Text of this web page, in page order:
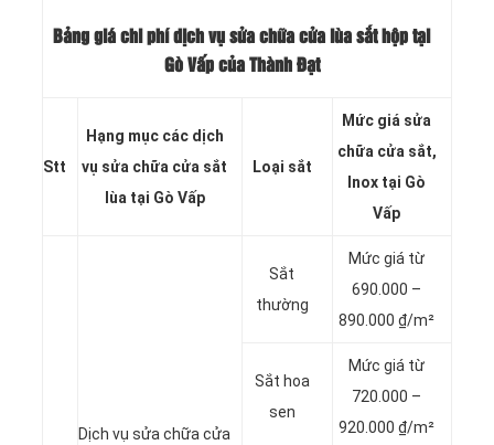
Bảng giá chi phí dịch vụ sửa chữa cửa lùa sắt hộp tại
Gò Vấp của Thành Đạt
Stt
Hạng mục các dịch
vụ sửa chữa cửa sắt
lùa tại Gò Vấp
Loại sắt
Mức giá sửa
chữa cửa sắt,
Inox tại Gò
Vấp
Dịch vụ sửa chữa cửa
Sắt
thường
Mức giá từ
690.000 –
890.000 ₫/m²
Sắt hoa
sen
Mức giá từ
720.000 –
920.000 ₫/m²